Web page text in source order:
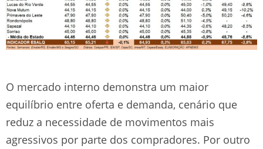
O mercado interno demonstra um maior
equilíbrio entre oferta e demanda, cenário que
reduz a necessidade de movimentos mais
agressivos por parte dos compradores. Por outro